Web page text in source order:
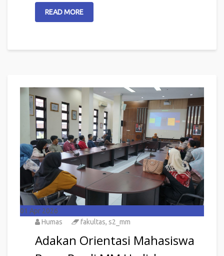
READ MORE
01 Apr 2026
Humas
fakultas, s2_mm
Adakan Orientasi Mahasiswa